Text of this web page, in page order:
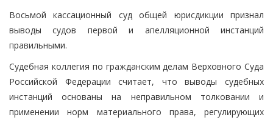
Восьмой кассационный суд общей юрисдикции признал
выводы судов первой и апелляционной инстанций
правильными.
Судебная коллегия по гражданским делам Верховного Суда
Российской Федерации считает, что выводы судебных
инстанций основаны на неправильном толковании и
применении норм материального права, регулирующих